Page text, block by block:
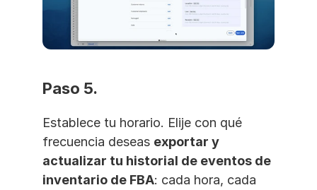
Paso 5.
Establece tu horario. Elije con qué
frecuencia deseas exportar y
actualizar tu historial de eventos de
inventario de FBA: cada hora, cada